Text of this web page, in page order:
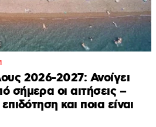
2026-2027: Ανοίγει
σήμερα οι αιτήσεις –
και ποια είναι